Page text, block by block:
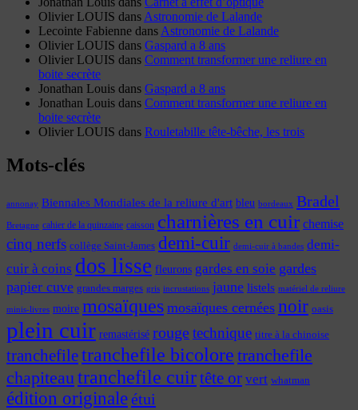
Olivier LOUIS dans Astronomie de Lalande
Lecointe Fabienne dans Astronomie de Lalande
Olivier LOUIS dans Gaspard a 8 ans
Olivier LOUIS dans Comment transformer une reliure en
boite secrète
Jonathan Louis dans Gaspard a 8 ans
Jonathan Louis dans Comment transformer une reliure en
boite secrète
Olivier LOUIS dans Rouletabille tête-bêche, les trois
Mots-clés
annonay Biennales Mondiales de la reliure d'art bleu bordeaux Bradel
Bretagne cahier de la quinzaine caisson charnières en cuir chemise
cinq nerfs collège Saint-James demi-cuir demi-cuir à bandes demi-
cuir à coins dos lisse fleurons gardes en soie gardes
papier cuve grandes marges gris incrustations jaune listels matériel de reliure
minis-livres moire mosaïques mosaïques cernées noir oasis
plein cuir remastérisé rougetechnique titre à la chinoise
tranchefiletranchefile bicolore tranchefile
chapiteautranchefile cuirtête or vert whatman
édition originaleétui